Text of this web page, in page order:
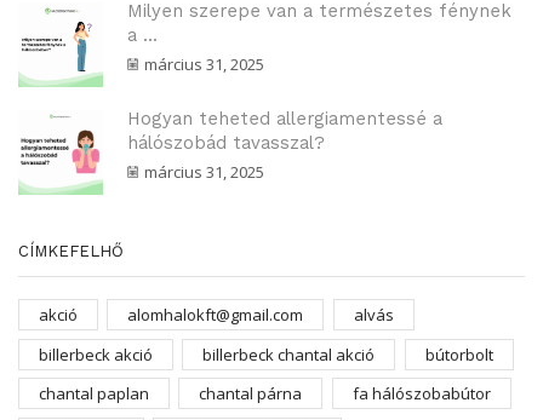
Milyen szerepe van a természetes fénynek
a ...
március 31, 2025
Hogyan teheted allergiamentessé a
hálószobád tavasszal?
március 31, 2025
CÍMKEFELHŐ
akció alomhalokft@gmail.com
alvás
billerbeck akció
billerbeck chantal akció
bútorbolt
chantal paplan
chantal párna
fa hálószobabútor